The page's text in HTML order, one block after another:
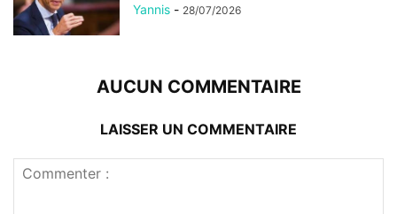
Yannis - 28/07/2026
AUCUN COMMENTAIRE
LAISSER UN COMMENTAIRE